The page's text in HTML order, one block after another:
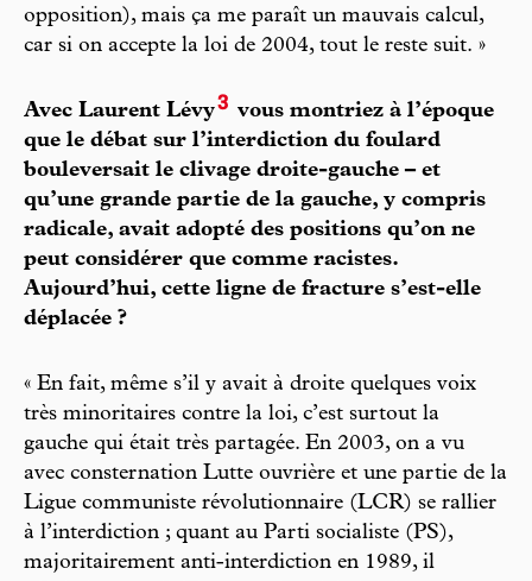
opposition), mais ça me paraît un mauvais calcul,
car si on accepte la loi de 2004, tout le reste suit. »
Avec Laurent Lévy3 vous montriez à l’époque
que le débat sur l’interdiction du foulard
bouleversait le clivage droite-gauche – et
qu’une grande partie de la gauche, y compris
radicale, avait adopté des positions qu’on ne
peut considérer que comme racistes.
Aujourd’hui, cette ligne de fracture s’est-elle
déplacée ?
« En fait, même s’il y avait à droite quelques voix
très minoritaires contre la loi, c’est surtout la
gauche qui était très partagée. En 2003, on a vu
avec consternation Lutte ouvrière et une partie de la
Ligue communiste révolutionnaire (LCR) se rallier
à l’interdiction ; quant au Parti socialiste (PS),
majoritairement anti-interdiction en 1989, il